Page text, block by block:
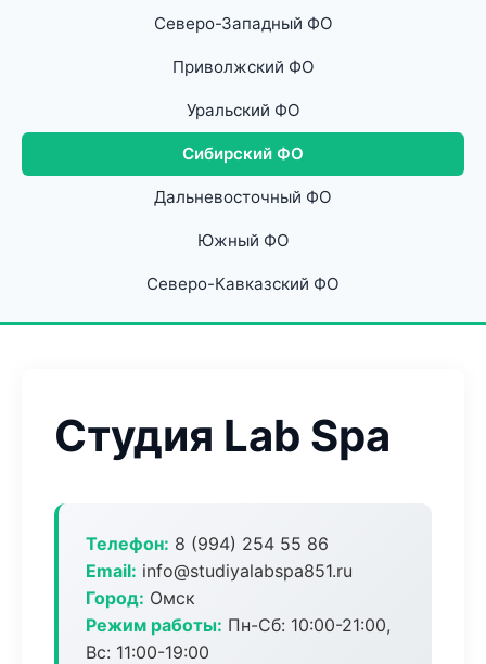
Северо-Западный ФО
Приволжский ФО
Уральский ФО
Сибирский ФО
Дальневосточный ФО
Южный ФО
Северо-Кавказский ФО
Студия Lab Spa
Телефон: 8 (994) 254 55 86
Email: info@studiyalabspa851.ru
Город: Омск
Режим работы: Пн-Сб: 10:00-21:00,
Вс: 11:00-19:00